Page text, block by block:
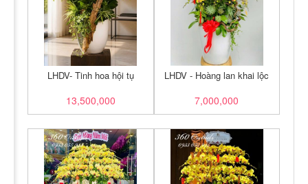
LHDV- Tinh hoa hội tụ
13,500,000
LHDV - Hoàng lan khai lộc
7,000,000